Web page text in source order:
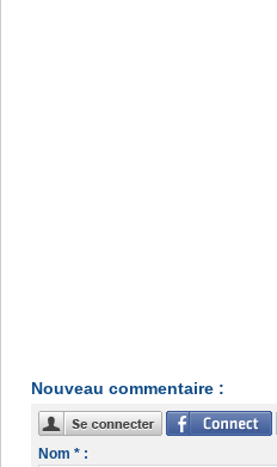
Nouveau commentaire :
Nom * :